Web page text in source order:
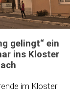
gelingt“ ein
ins Kloster
im Kloster